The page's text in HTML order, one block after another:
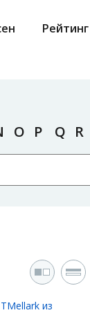
O P Q R
TMellark из